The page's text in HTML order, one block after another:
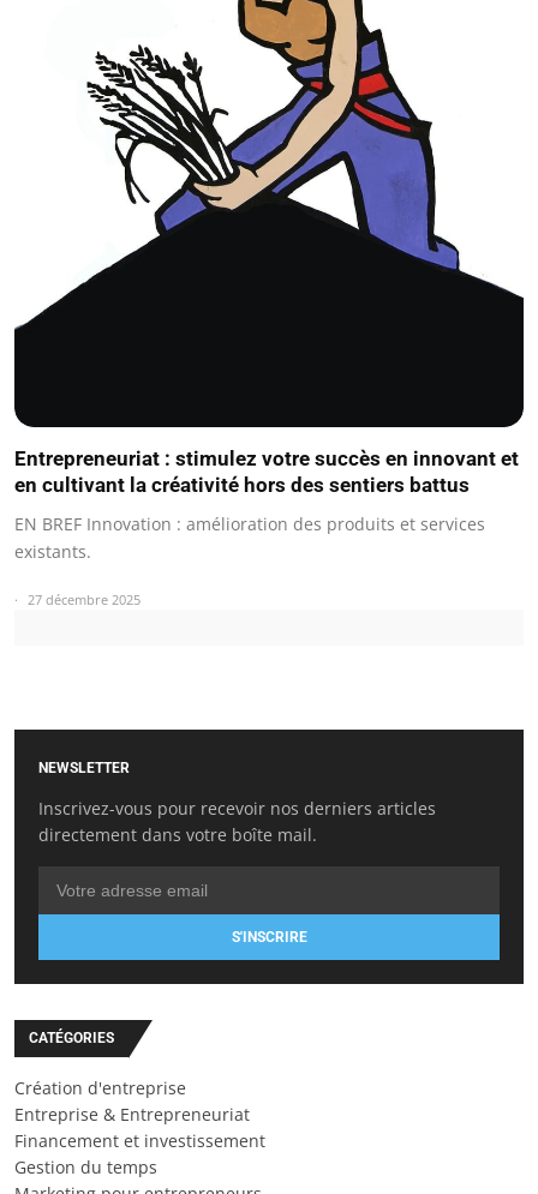
Entrepreneuriat : stimulez votre succès en innovant et
en cultivant la créativité hors des sentiers battus
EN BREF Innovation : amélioration des produits et services
existants.
27 décembre 2025
NEWSLETTER
Inscrivez-vous pour recevoir nos derniers articles
directement dans votre boîte mail.
S'INSCRIRE
CATÉGORIES
Création d'entreprise
Entreprise & Entrepreneuriat
Financement et investissement
Gestion du temps